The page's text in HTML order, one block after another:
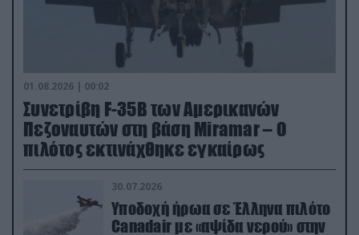
01.08.2026 | 00:02
Συνετρίβη F-35B των Αμερικανών
Πεζοναυτών στη βάση Miramar – Ο
πιλότος εκτινάχθηκε εγκαίρως
30.07.2026
Υποδοχή ήρωα σε Έλληνα πιλότο
Canadair με «αψίδα νερού» στην